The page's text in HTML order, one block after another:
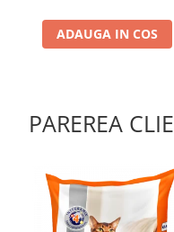
ADAUGA IN COS
PAREREA